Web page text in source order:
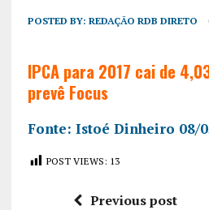
POSTED BY: REDAÇÃO RDB DIRETO
IPCA para 2017 cai de
prevê Focus
Fonte: Istoé Dinheiro 08/
POST VIEWS: 13
Previous post